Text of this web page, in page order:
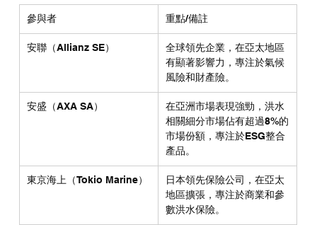
參與者 重點/備註
安聯（Allianz SE）
全球領先企業，在亞太地區
有顯著影響力，專注於氣候
風險和財產險。
安盛（AXA SA）
在亞洲市場表現強勁，洪水
相關細分市場佔有超過8%的
市場份額，專注於ESG整合
產品。
東京海上（Tokio Marine）
日本領先保險公司，在亞太
地區擴張，專注於商業和參
數洪水保險。